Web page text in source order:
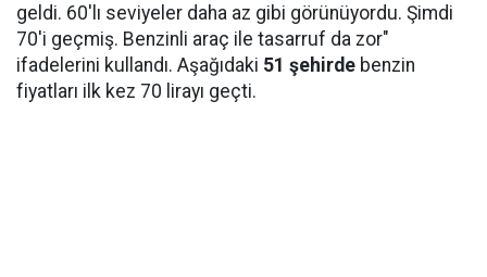
geldi. 60'lı seviyeler daha az gibi görünüyordu. Şimdi
70'i geçmiş. Benzinli araç ile tasarruf da zor"
ifadelerini kullandı. Aşağıdaki 51 şehirde benzin
fiyatları ilk kez 70 lirayı geçti.